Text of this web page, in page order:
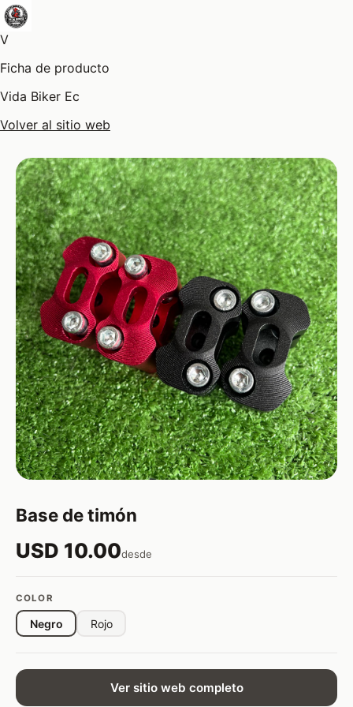
V
Ficha de producto
Vida Biker Ec
Volver al sitio web
Base de timón
USD 10.00desde
COLOR
Negro Rojo
Ver sitio web completo